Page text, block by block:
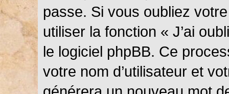
passe. Si vous oubliez
utiliser la fonction « J’ai
le logiciel phpBB. Ce
votre nom d’utilisateur et